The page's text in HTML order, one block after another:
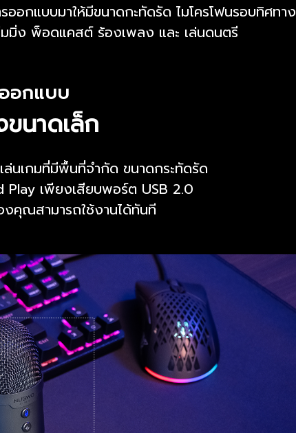
อกแบบมาให้มีขนาดกะทัดรัด ไมโครโฟนรอบทิศทาง
มิ่ง พ็อดแคสต์ ร้องเพลง และ เล่นดนตรี
อกแบบ
นาดเล็ก
ล่นเกมที่มีพื้นที่จำกัด ขนาดกระทัดรัด
Play เพียงเสียบพอร์ต USB 2.0
งคุณสามารถใช้งานได้ทันที